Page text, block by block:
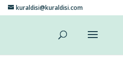
kuraldisi@kuraldisi.com